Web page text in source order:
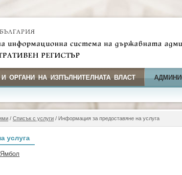
ОРГАНИ НА ИЗПЪЛНИТЕЛНАТА ВЛАСТ
/ Списък с услуги / Информация за предоставяне на услуга
услуга